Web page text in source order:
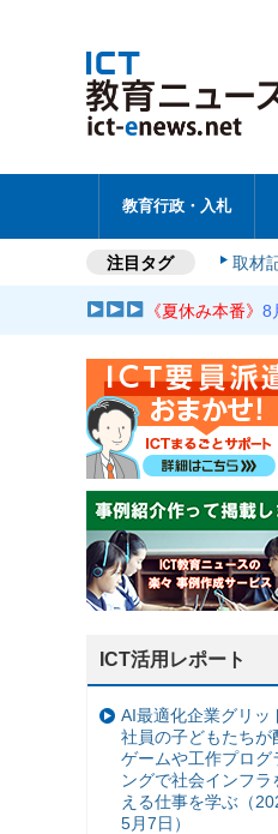
教育行政・入札
注目タグ 取材
《夏休み本番》8
ICT活用レポート
AI最適化企業グリッ
社員の子どもたちが
ゲームや工作プログ
ングで社会インフラ
える仕事を学ぶ（
5月7日）